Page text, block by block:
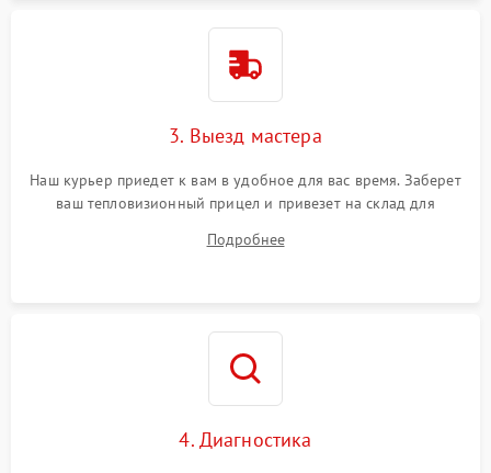
3. Выезд мастера
Наш курьер приедет к вам в удобное для вас время. Заберет
ваш тепловизионный прицел и привезет на склад для
Подробнее
4. Диагностика